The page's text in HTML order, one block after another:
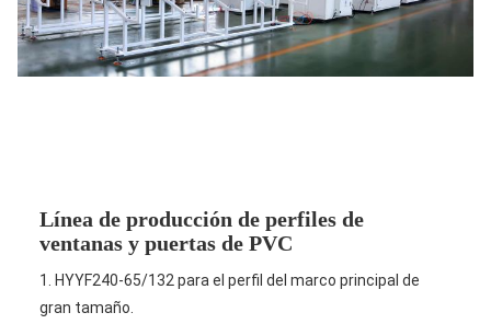
Línea de producción de perfiles de
ventanas y puertas de PVC
1. HYYF240-65/132 para el perfil del marco principal de
gran tamaño.